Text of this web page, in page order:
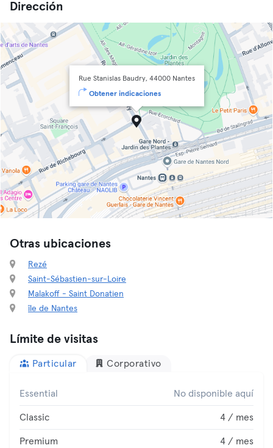
Dirección
Rue Stanislas Baudry, 44000 Nantes
Obtener indicaciones
Otras ubicaciones
Rezé
Saint-Sébastien-sur-Loire
Malakoff - Saint Donatien
île de Nantes
Límite de visitas
Particular Corporativo
Essential No disponible aquí
Classic 4 / mes
Premium 4 / mes